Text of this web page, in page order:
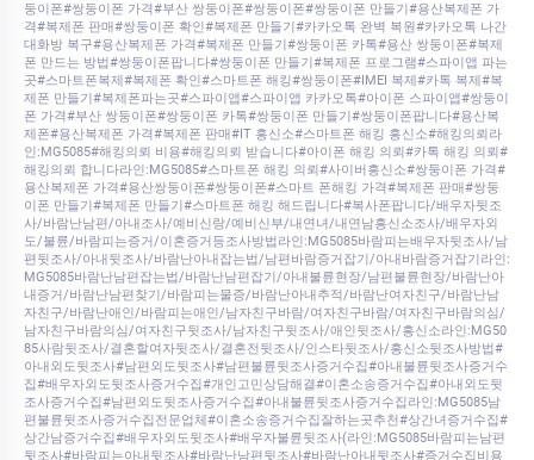
둥이폰#쌍둥이폰 가격#부산 쌍둥이폰#쌍둥이폰#쌍둥이폰 만들기#용산복제폰 가
격#복제폰 판매#쌍둥이폰 확인#복제폰 만들기#카카오톡 완벽 복원#카카오톡 나간
대화방 복구#용산복제폰 가격#복제폰 만들기#쌍둥이폰 카톡#용산 쌍둥이폰#복제
폰 만드는 방법#쌍둥이폰팝니다#쌍둥이폰 만들기#복제폰 프로그램#스파이앱 파는
곳#스마트폰복제#복제폰 확인#스마트폰 해킹#쌍둥이폰#IMEI 복제#카톡 복제#복
제폰 만들기#복제폰파는곳#스파이앱#스파이앱 카카오톡#아이폰 스파이앱#쌍둥이
폰 가격#부산 쌍둥이폰#쌍둥이폰 카톡#쌍둥이폰 만들기#쌍둥이폰팝니다#용산복
제폰#용산복제폰 가격#복제폰 판매#IT 흥신소#스마트폰 해킹 흥신소#해킹의뢰라
인:MG5085#해킹의뢰 비용#해킹의뢰 받습니다#아이폰 해킹 의뢰#카톡 해킹 의뢰#
해킹의뢰 합니다라인:MG5085#스마트폰 해킹 의뢰#사이버흥신소#쌍둥이폰 가격#
용산복제폰 가격#용산쌍둥이폰#쌍둥이폰#스마트 폰해킹 가격#복제폰 판매#쌍둥
이폰 만들기#복제폰 만들기#스마트폰 해킹 해드립니다#복사폰팝니다/배우자뒷조
사/바람난남편/아내조사/예비신랑/예비신부/내연녀/내연남흥신소조사/배우자외
도/불륜/바람피는증거/이혼증거등조사방법라인:MG5085바람피는배우자뒷조사/남
편뒷조사/아내뒷조사/바람난아내잡는법/남편바람증거잡기/아내바람증거잡기라인:
MG5085바람난남편잡는법/바람난남편잡기/아내불륜현장/남편불륜현장/바람난아
내증거/바람난남편찾기/바람피는물증/바람난아내추적/바람난여자친구/바람난남
자친구/바람난애인/바람피는애인/남자친구바람/여자친구바람/여자친구바람의심/
남자친구바람의심/여자친구뒷조사/남자친구뒷조사/애인뒷조사/흥신소라인:MG50
85사람뒷조사/결혼할여자뒷조사/결혼전뒷조사/인스타뒷조사/흥신소뒷조사방법#
아내외도뒷조사#남편외도뒷조사#남편불륜뒷조사증거수집#아내불륜뒷조사증거수
집#배우자외도뒷조사증거수집#개인고민상담해결#이혼소송증거수집#아내외도뒷
조사증거수집#남편외도뒷조사증거수집#아내불륜뒷조사증거수집라인:MG5085남
편불륜뒷조사증거수집전문업체#이혼소송증거수집잘하는곳추천#상간녀증거수집#
상간남증거수집#배우자외도뒷조사#배우자불륜뒷조사(라인:MG5085바람피는남편
뒷조사#바람피는아내뒷조사#바람난남편뒷조사#바람난아내뒷조사#증거수집비용